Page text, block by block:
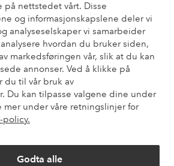
på nettstedet vårt. Disse
og informasjonskapslene deler vi
analyseselskaper vi samarbeider
hvordan du bruker siden,
markedsføringen vår, slik at du kan
annonser. Ved å klikke på
du til vår bruk av
Du kan tilpasse valgene dine under
mer under våre retningslinjer for
policy.
Godta alle
elpy
Norge - Velg land
Instagram Pinterest Youtube